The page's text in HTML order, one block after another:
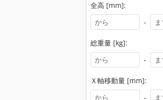
全高 [mm]:
-
総重量 [kg]:
-
Ｘ軸移動量 [mm]:
-